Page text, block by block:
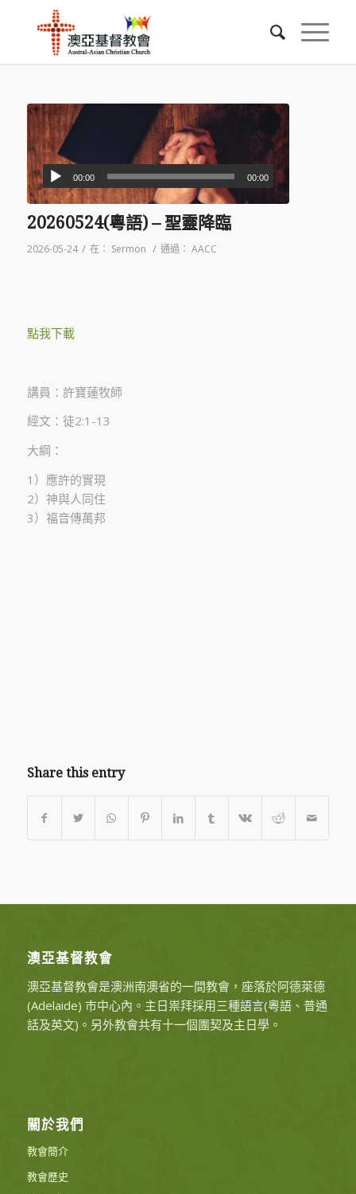
00:00 00:00
20260524(粵語) – 聖靈降臨
2026-05-24 / 在： Sermon / 通過： AACC
點我下載
講員：許寶蓮牧師
經文：徒2:1-13
大綱：
1）應許的實現
2）神與人同住
3）福音傳萬邦
Share this entry
澳亞基督教會
澳亞基督教會是澳洲南澳省的一間教會，座落於阿德萊德
(Adelaide) 市中心內。主日祟拜採用三種語言(粵語、普通
話及英文)。另外教會共有十一個團契及主日學。
關於我們
教會簡介
教會歷史